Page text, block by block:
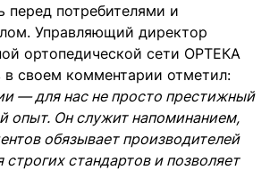
перед потребителями и
Управляющий директор
ортопедической сети ОРТЕКА
в своем комментарии отметил:
— для нас не просто престижный
опыт. Он служит напоминанием,
обязывает производителей
стандартов и позволяет